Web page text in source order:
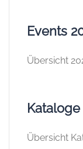
Events
Übersicht
Kataloge
Übersicht